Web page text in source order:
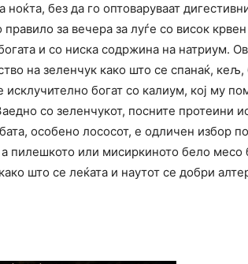
ноќта, без да го оптоваруваат
правило за вечера за луѓе со висок
и со ниска содржина на натриум.
на зеленчук како што се спанаќ,
исклучително богат со калиум, кој му
со зеленчукот, посните протеини
особено лососот, е одличен избор
пилешкото или мисиркиното бело месо
што се леќата и наутот се добри